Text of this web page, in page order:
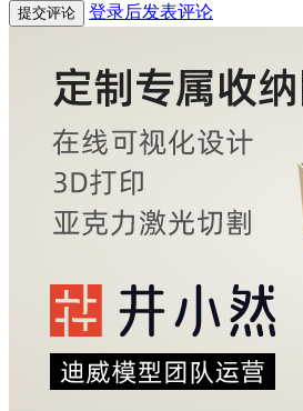
提交评论 登录后发表评论